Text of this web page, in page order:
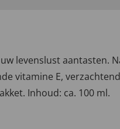
levenslust aantasten.
vitamine E,
Inhoud: ca. 100 ml.